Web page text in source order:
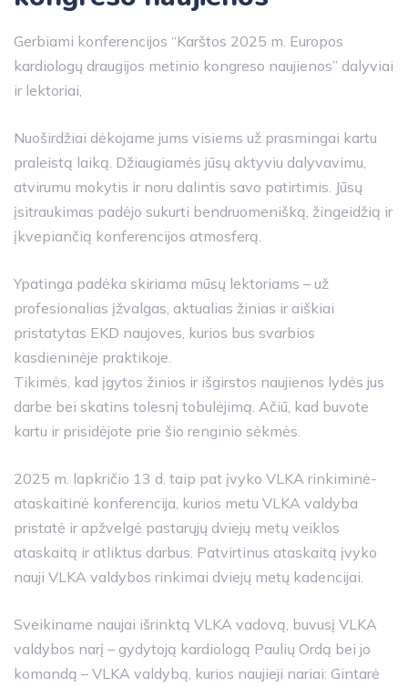
Gerbiami konferencijos “Karštos 2025 m. Europos
kardiologų draugijos metinio kongreso naujienos” dalyviai
ir lektoriai,
Nuoširdžiai dėkojame jums visiems už prasmingai kartu
praleistą laiką. Džiaugiamės jūsų aktyviu dalyvavimu,
atvirumu mokytis ir noru dalintis savo patirtimis. Jūsų
įsitraukimas padėjo sukurti bendruomenišką, žingeidžią ir
įkvepiančią konferencijos atmosferą.
Ypatinga padėka skiriama mūsų lektoriams – už
profesionalias įžvalgas, aktualias žinias ir aiškiai
pristatytas EKD naujoves, kurios bus svarbios
kasdieninėje praktikoje.
Tikimės, kad įgytos žinios ir išgirstos naujienos lydės jus
darbe bei skatins tolesnį tobulėjimą. Ačiū, kad buvote
kartu ir prisidėjote prie šio renginio sėkmės.
2025 m. lapkričio 13 d. taip pat įvyko VLKA rinkiminė-
ataskaitinė konferencija, kurios metu VLKA valdyba
pristatė ir apžvelgė pastarųjų dviejų metų veiklos
ataskaitą ir atliktus darbus. Patvirtinus ataskaitą įvyko
nauji VLKA valdybos rinkimai dviejų metų kadencijai.
Sveikiname naujai išrinktą VLKA vadovą, buvusį VLKA
valdybos narį – gydytoją kardiologą Paulių Ordą bei jo
komandą – VLKA valdybą, kurios naujieji nariai: Gintarė